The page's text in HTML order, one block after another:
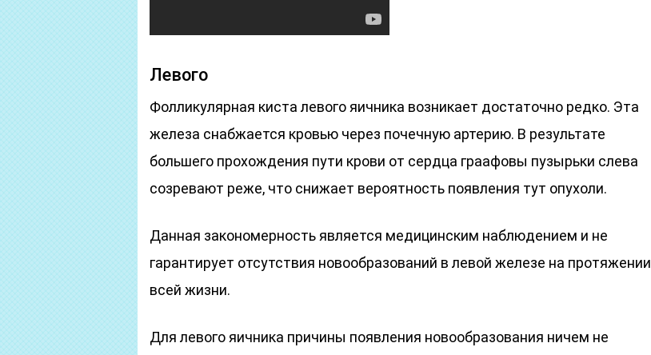
Левого
Фолликулярная киста левого яичника возникает достаточно редко. Эта
железа снабжается кровью через почечную артерию. В результате
большего прохождения пути крови от сердца граафовы пузырьки слева
созревают реже, что снижает вероятность появления тут опухоли.
Данная закономерность является медицинским наблюдением и не
гарантирует отсутствия новообразований в левой железе на протяжении
всей жизни.
Для левого яичника причины появления новообразования ничем не